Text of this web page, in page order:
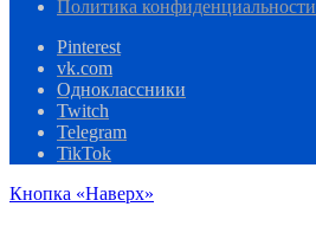
Политика конфиденциальности
Pinterest
vk.com
Одноклассники
Twitch
Telegram
TikTok
Кнопка «Наверх»